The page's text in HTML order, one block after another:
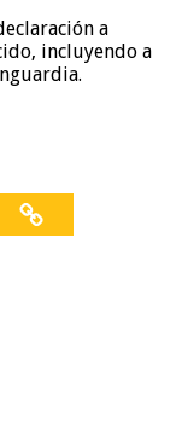
a
incluyendo a